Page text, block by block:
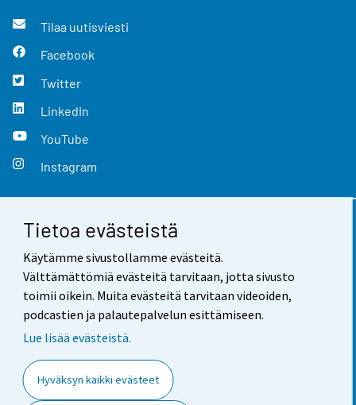
Tietoa evästeistä
Käytämme sivustollamme evästeitä.
Välttämättömiä evästeitä tarvitaan, jotta sivusto
toimii oikein. Muita evästeitä tarvitaan videoiden,
podcastien ja palautepalvelun esittämiseen.
Lue lisää evästeistä.
Hyväksyn kaikki evästeet
Tilaa uutisviesti
Facebook
Twitter
LinkedIn
YouTube
Instagram
Yhteystiedot
Palaute
Käyttöehdot
Saavutettavuus
Tietoa sivustosta